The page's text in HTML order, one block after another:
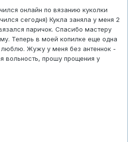
онлайн по вязанию куколки
сегодня) Кукла заняла у меня 2
паричок. Спасибо мастеру
Теперь в моей копилке еще одна
люблю. Жужу у меня без антеннок -
вольность, прошу прощения у